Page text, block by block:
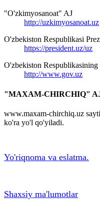
"O'zkimyosanoat" AJ
http://uzkimyosanoat.uz
O'zbekiston Respublikasi
https://president.uz/uz
O'zbekiston
http://www.gov.uz
"MAXAM-CHIRCHIQ"
www.maxam-chirchiq.uz
ko'ra yo'l qo'yiladi.
Yo'riqnoma va eslatma.
Shaxsiy ma'lumotlar